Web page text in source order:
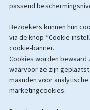
passend
Bezoekers kunnen hun
via de knop “Cookie-
cookie-banner.
Cookies worden
waarvoor ze zijn
maanden voor
marketingcookies.